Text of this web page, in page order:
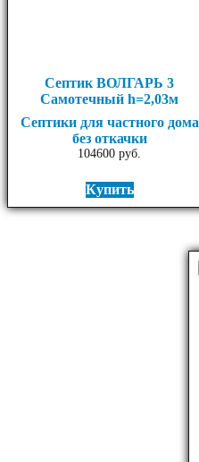
Септик ВОЛГАРЬ 3
Самотечный h=2,03м
Септики для частного дома
без откачки
104600 руб.
Купить